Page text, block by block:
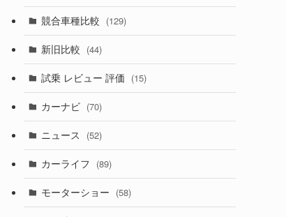
(328)
(194)
(230)
(253)
(85)
(84)
(14)
(222)
(50)
(43)
(6)
(9)
(58)
(28)
(27)
(26)
(3)
(3)
(5)
(1)
(5)
(7)
(5)
(8)
競合車種比較 (129)
新旧比較 (44)
試乗 レビュー 評価 (15)
カーナビ (70)
ニュース (52)
カーライフ (89)
モーターショー (58)